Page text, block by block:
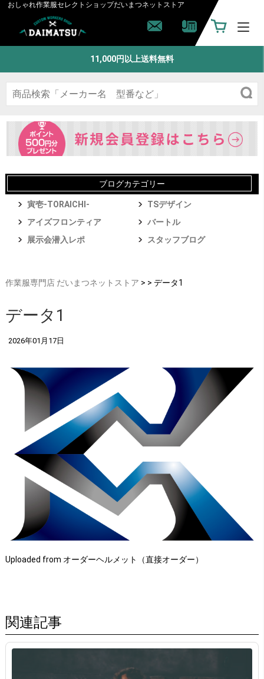
おしゃれ作業服セレクトショップだいまつネットストア
11,000円以上送料無料
ブログカテゴリー
寅壱-TORAICHI-
TSデザイン
アイズフロンティア
バートル
展示会潜入レポ
スタッフブログ
作業服専門店 だいまつネットストア > > データ1
データ1
2026年01月17日
Uploaded from オーダーヘルメット（直接オーダー）
関連記事